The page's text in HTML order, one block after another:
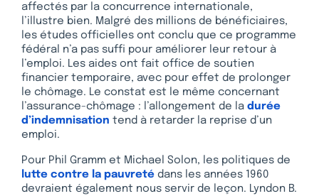
affectés par la concurrence internationale,
l’illustre bien. Malgré des millions de bénéficiaires,
les études officielles ont conclu que ce programme
fédéral n’a pas suffi pour améliorer leur retour à
l’emploi. Les aides ont fait office de soutien
financier temporaire, avec pour effet de prolonger
le chômage. Le constat est le même concernant
l’assurance-chômage : l’allongement de la durée
d’indemnisation tend à retarder la reprise d’un
emploi.
Pour Phil Gramm et Michael Solon, les politiques de
lutte contre la pauvreté dans les années 1960
devraient également nous servir de leçon. Lyndon B.